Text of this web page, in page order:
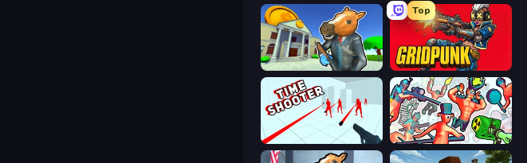
Bank Robbery 3
Top
Time Shooter Funny Shooter 2